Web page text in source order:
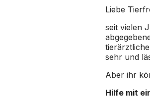
Liebe
seit vielen
sehr und
Aber ihr
Hilfe mit